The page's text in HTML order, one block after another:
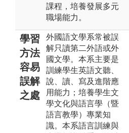
課程，培養發展多元
職場能力。
學習
方法
容易
誤解
之處
外國語文學系常被誤
解只讀第二外語或外
國文學。本系主要是
訓練學生英語文聽、
說、讀、寫及進階應
用能力；培養學生文
學文化與語言學（暨
語言教學）專業知
識。本系語言訓練與